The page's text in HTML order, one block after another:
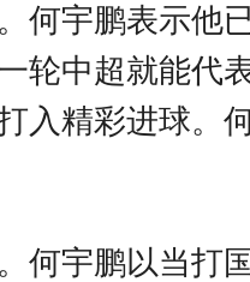
何宇鹏表示他
轮中超就能代
入精彩进球。
何宇鹏以当打